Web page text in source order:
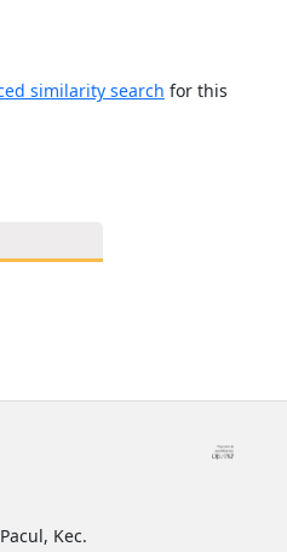
similarity search for this
Kec.